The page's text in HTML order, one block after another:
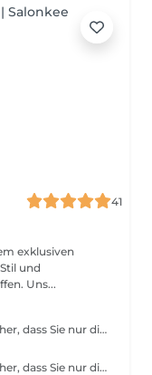
41
und
Uns...
HINWEIS BEACHTEN! Bitte stellen Sie sicher, dass Sie nur die Dienstleistung buchen, die Sie tatsächlich in Anspruch nehmen möchten. Änderungen vor Ort sind nicht möglich. Gebuchte Dienstleistungen werden wie reserviert abgerechnet. Viele Dank für Ihr Verständnis! Ihr Salon Lindita Bujaku
HINWEIS BEACHTEN! Bitte stellen Sie sicher, dass Sie nur die Dienstleistung buchen, die Sie tatsächlich in Anspruch nehmen möchten. Änderungen vor Ort sind nicht möglich. Gebuchte Dienstleistungen werden wie reserviert abgerechnet. Viele Dank für Ihr Verständnis! Ihr Salon Lindita Bujaku